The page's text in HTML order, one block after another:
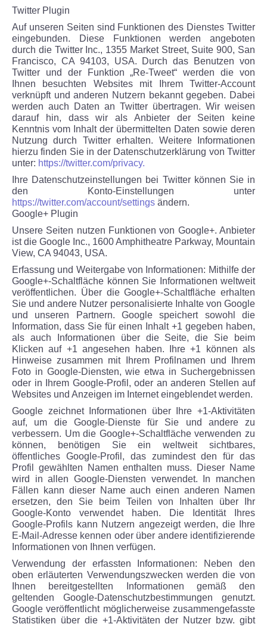
Twitter Plugin
Auf unseren Seiten sind Funktionen des Dienstes Twitter
eingebunden. Diese Funktionen werden angeboten
durch die Twitter Inc., 1355 Market Street, Suite 900, San
Francisco, CA 94103, USA. Durch das Benutzen von
Twitter und der Funktion „Re-Tweet“ werden die von
Ihnen besuchten Websites mit Ihrem Twitter-Account
verknüpft und anderen Nutzern bekannt gegeben. Dabei
werden auch Daten an Twitter übertragen. Wir weisen
darauf hin, dass wir als Anbieter der Seiten keine
Kenntnis vom Inhalt der übermittelten Daten sowie deren
Nutzung durch Twitter erhalten. Weitere Informationen
hierzu finden Sie in der Datenschutzerklärung von Twitter
unter: https://twitter.com/privacy.
Ihre Datenschutzeinstellungen bei Twitter können Sie in
den Konto-Einstellungen unter
https://twitter.com/account/settings ändern.
Google+ Plugin
Unsere Seiten nutzen Funktionen von Google+. Anbieter
ist die Google Inc., 1600 Amphitheatre Parkway, Mountain
View, CA 94043, USA.
Erfassung und Weitergabe von Informationen: Mithilfe der
Google+-Schaltfläche können Sie Informationen weltweit
veröffentlichen. Über die Google+-Schaltfläche erhalten
Sie und andere Nutzer personalisierte Inhalte von Google
und unseren Partnern. Google speichert sowohl die
Information, dass Sie für einen Inhalt +1 gegeben haben,
als auch Informationen über die Seite, die Sie beim
Klicken auf +1 angesehen haben. Ihre +1 können als
Hinweise zusammen mit Ihrem Profilnamen und Ihrem
Foto in Google-Diensten, wie etwa in Suchergebnissen
oder in Ihrem Google-Profil, oder an anderen Stellen auf
Websites und Anzeigen im Internet eingeblendet werden.
Google zeichnet Informationen über Ihre +1-Aktivitäten
auf, um die Google-Dienste für Sie und andere zu
verbessern. Um die Google+-Schaltfläche verwenden zu
können, benötigen Sie ein weltweit sichtbares,
öffentliches Google-Profil, das zumindest den für das
Profil gewählten Namen enthalten muss. Dieser Name
wird in allen Google-Diensten verwendet. In manchen
Fällen kann dieser Name auch einen anderen Namen
ersetzen, den Sie beim Teilen von Inhalten über Ihr
Google-Konto verwendet haben. Die Identität Ihres
Google-Profils kann Nutzern angezeigt werden, die Ihre
E-Mail-Adresse kennen oder über andere identifizierende
Informationen von Ihnen verfügen.
Verwendung der erfassten Informationen: Neben den
oben erläuterten Verwendungszwecken werden die von
Ihnen bereitgestellten Informationen gemäß den
geltenden Google-Datenschutzbestimmungen genutzt.
Google veröffentlicht möglicherweise zusammengefasste
Statistiken über die +1-Aktivitäten der Nutzer bzw. gibt